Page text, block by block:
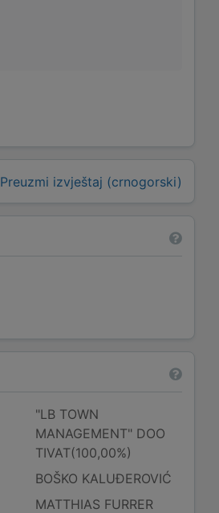
Preuzmi izvještaj (crnogorski)
"LB TOWN
MANAGEMENT" DOO
TIVAT(100,00%)
BOŠKO KALUĐEROVIĆ
MATTHIAS FURRER